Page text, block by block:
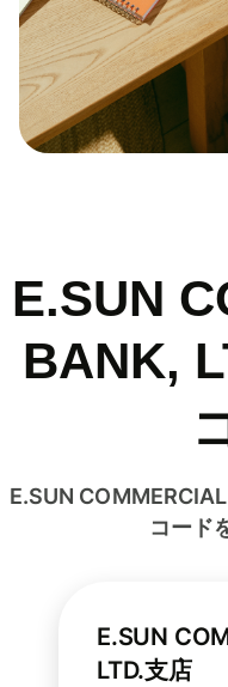
E.SUN
BANK,
E.SUN
コード
E.SUN
LTD.支店